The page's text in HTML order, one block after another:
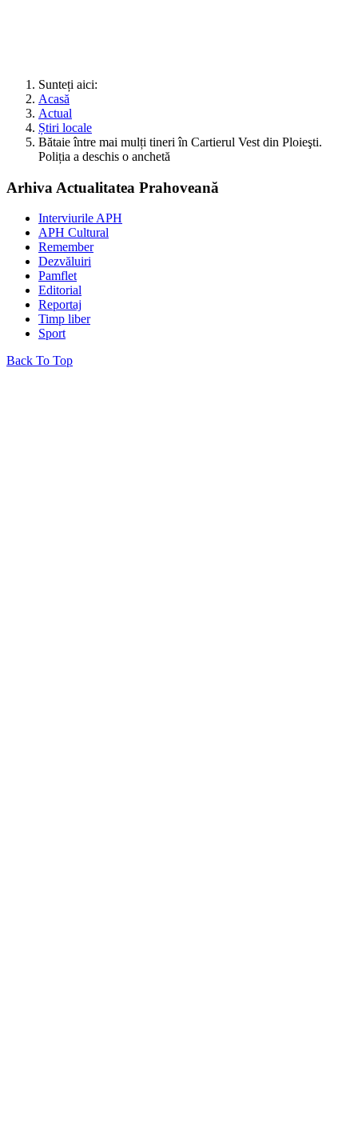
Sunteți aici:
Acasă
Actual
Știri locale
Bătaie între mai mulți tineri în Cartierul Vest din Ploieşti.
Poliția a deschis o anchetă
Arhiva Actualitatea Prahoveană
Interviurile APH
APH Cultural
Remember
Dezvăluiri
Pamflet
Editorial
Reportaj
Timp liber
Sport
Back To Top